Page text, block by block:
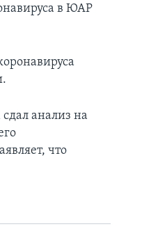
в ЮАР
анализ на
что